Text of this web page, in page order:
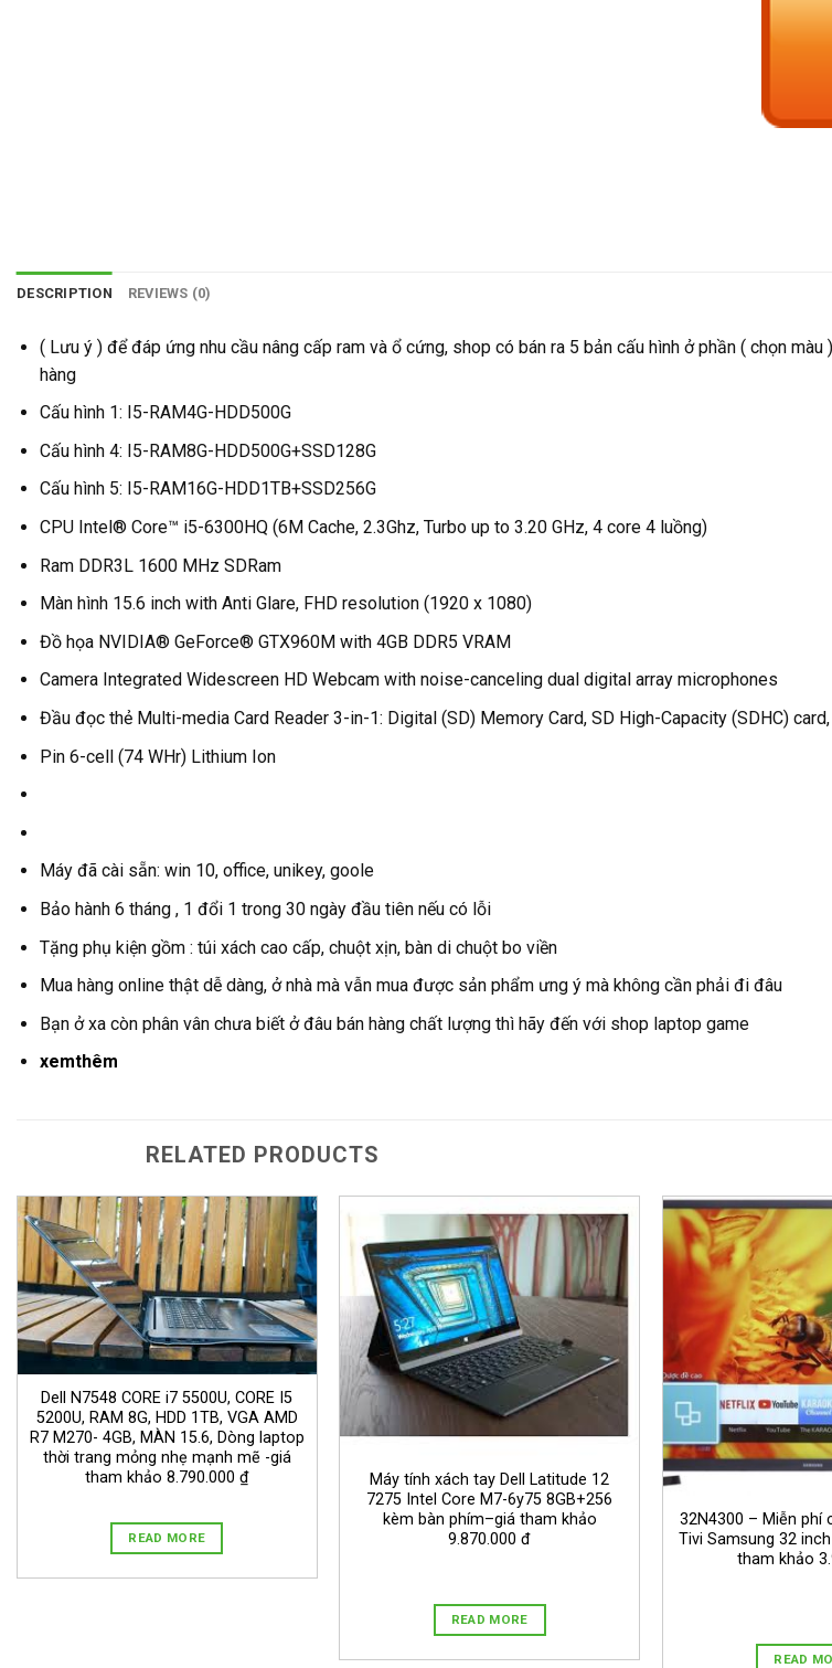
DESCRIPTION REVIEWS (0)
( Lưu ý ) để đáp ứng nhu cầu nâng cấp ram và ổ cứng, shop có bán ra 5 bản cấu hình ở phần ( chọn
hàng
Cấu hình 1: I5-RAM4G-HDD500G
Cấu hình 4: I5-RAM8G-HDD500G+SSD128G
Cấu hình 5: I5-RAM16G-HDD1TB+SSD256G
CPU Intel® Core™ i5-6300HQ (6M Cache, 2.3Ghz, Turbo up to 3.20 GHz, 4 core 4 luồng)
Ram DDR3L 1600 MHz SDRam
Màn hình 15.6 inch with Anti Glare, FHD resolution (1920 x 1080)
Đồ họa NVIDIA® GeForce® GTX960M with 4GB DDR5 VRAM
Camera Integrated Widescreen HD Webcam with noise-canceling dual digital array microphones
Đầu đọc thẻ Multi-media Card Reader 3-in-1: Digital (SD) Memory Card, SD High-Capacity (SDHC) card,
Pin 6-cell (74 WHr) Lithium Ion
Máy đã cài sẵn: win 10, office, unikey, goole
Bảo hành 6 tháng , 1 đổi 1 trong 30 ngày đầu tiên nếu có lỗi
Tặng phụ kiện gồm : túi xách cao cấp, chuột xịn, bàn di chuột bo viền
Mua hàng online thật dễ dàng, ở nhà mà vẫn mua được sản phẩm ưng ý mà không cần phải đi đâu
Bạn ở xa còn phân vân chưa biết ở đâu bán hàng chất lượng thì hãy đến với shop laptop game
xemthêm
RELATED PRODUCTS
Dell N7548 CORE i7 5500U, CORE I5
5200U, RAM 8G, HDD 1TB, VGA AMD
R7 M270- 4GB, MÀN 15.6, Dòng laptop
thời trang mỏng nhẹ mạnh mẽ -giá
tham khảo 8.790.000 ₫
READ MORE
Máy tính xách tay Dell Latitude 12
7275 Intel Core M7-6y75 8GB+256
kèm bàn phím–giá tham khảo
9.870.000 đ
READ MORE
32N4300 – Miễn phí
Tivi Samsung 32
tham khảo
READ